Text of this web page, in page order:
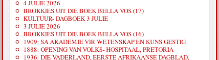
4 JULIE 2026
BROKKIES UIT DIE BOEK BELLA VOS (17)
KULTUUR- DAGBOEK 3 JULIE
3 JULIE 2026
BROKKIES UIT DIE BOEK BELLA VOS (16)
1909: SA AKADEMIE VIR WETENSKAP EN KUNS GESTIG
1888: OPENING VAN VOLKS- HOSPITAAL, PRETORIA
1936: DIE VADERLAND, EERSTE AFRIKAANSE DAGBLAD,